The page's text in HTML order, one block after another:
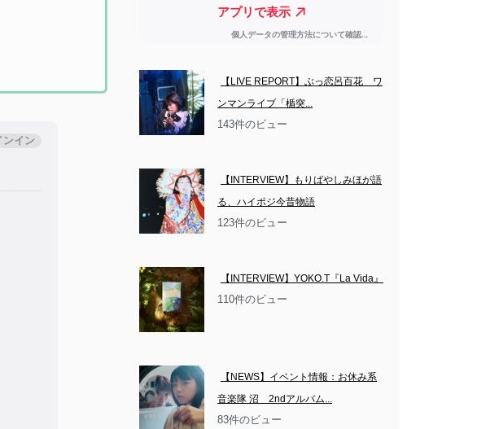
【LIVE REPORT】ぶっ恋呂百花　ワ
ンマンライブ「楯突...
143件のビュー
【INTERVIEW】もりばやしみほが語
る、ハイポジ今昔物語
123件のビュー
【INTERVIEW】YOKO.T『La Vida』
110件のビュー
【NEWS】イベント情報：お休み系
音楽隊 沼　2ndアルバム...
83件のビュー